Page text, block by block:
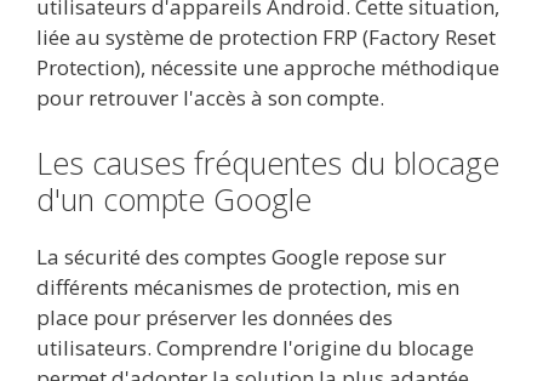
utilisateurs d'appareils Android. Cette situation,
liée au système de protection FRP (Factory Reset
Protection), nécessite une approche méthodique
pour retrouver l'accès à son compte.
Les causes fréquentes du blocage
d'un compte Google
La sécurité des comptes Google repose sur
différents mécanismes de protection, mis en
place pour préserver les données des
utilisateurs. Comprendre l'origine du blocage